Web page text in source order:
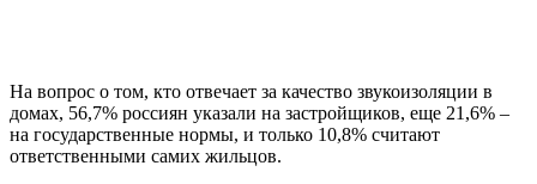
На вопрос о том, кто отвечает за качество звукоизоляции в
домах, 56,7% россиян указали на застройщиков, еще 21,6% –
на государственные нормы, и только 10,8% считают
ответственными самих жильцов.